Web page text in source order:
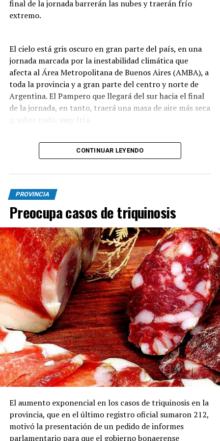
final de la jornada barrerán las nubes y traerán frío
extremo.
El cielo está gris oscuro en gran parte del país, en una
jornada marcada por la inestabilidad climática que
afecta al Área Metropolitana de Buenos Aires (AMBA), a
toda la provincia y a gran parte del centro y norte de
Argentina. El Pampero que llegará del sur hacia el final
de la jornada, en tanto, traerá una masa de aire más seca
y, sobre todo, muy fría.
El Servicio Meteorológico Nacional (SMN) emitió este
que alcanzan a once provincias por tormentas de
variada intensidad, acompañadas por un aviso por
fuertes vientos en 16 jurisdicciones.
Tras las primeras lluvias registradas durante la mañana
en el territorio bonaerense y la Capital Federal, el
organismo técnico anticipa un paulatino
desmejoramiento hacia el mediodía y la tarde.
CONTINUAR LEYENDO
PROVINCIA
Preocupa casos de triquinosis
El aumento exponencial en los casos de triquinosis en la
provincia, que en el último registro oficial sumaron 212,
motivó la presentación de un pedido de informes
parlamentario para que el gobierno bonaerense